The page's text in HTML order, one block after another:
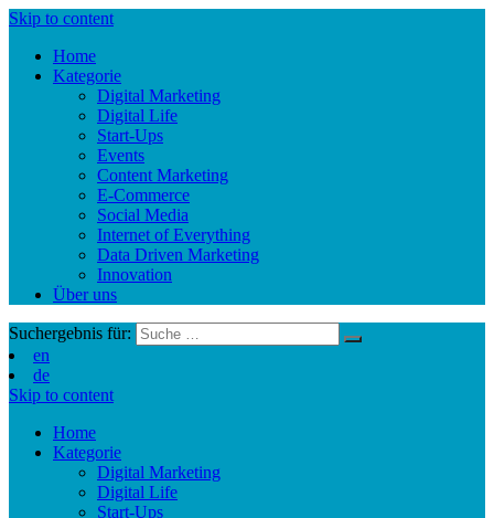
Skip to content
Home
Kategorie
Digital Marketing
Digital Life
Start-Ups
Events
Content Marketing
E-Commerce
Social Media
Internet of Everything
Data Driven Marketing
Innovation
Über uns
Suchergebnis für:
en
de
Skip to content
Home
Kategorie
Digital Marketing
Digital Life
Start-Ups